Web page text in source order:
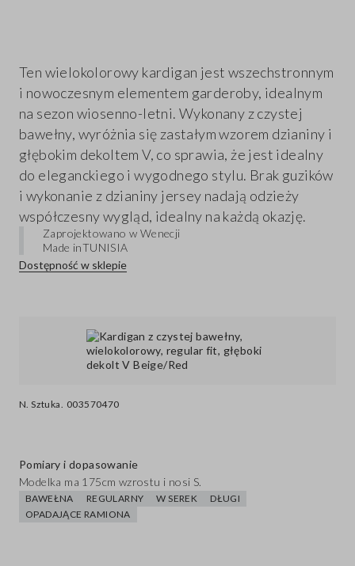
N. Sztuka. 003570470
Ten wielokolorowy kardigan jest wszechstronnym
i nowoczesnym elementem garderoby, idealnym
na sezon wiosenno-letni. Wykonany z czystej
bawełny, wyróżnia się zastałym wzorem dzianiny i
głębokim dekoltem V, co sprawia, że jest idealny
do eleganckiego i wygodnego stylu. Brak guzików
i wykonanie z dzianiny jersey nadają odzieży
współczesny wygląd, idealny na każdą okazję.
Zaprojektowano w Wenecji
Made inTUNISIA
Dostępność w sklepie
Pomiary i dopasowanie
Modelka ma 175cm wzrostu i nosi S.
BAWEŁNA REGULARNY W SEREK
DŁUGI
OPADAJĄCE RAMIONA